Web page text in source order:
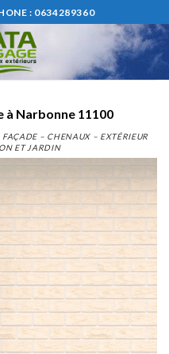
: 0634289360
Narbonne 11100
FAÇADE – CHENAUX – EXTÉRIEUR
ET JARDIN